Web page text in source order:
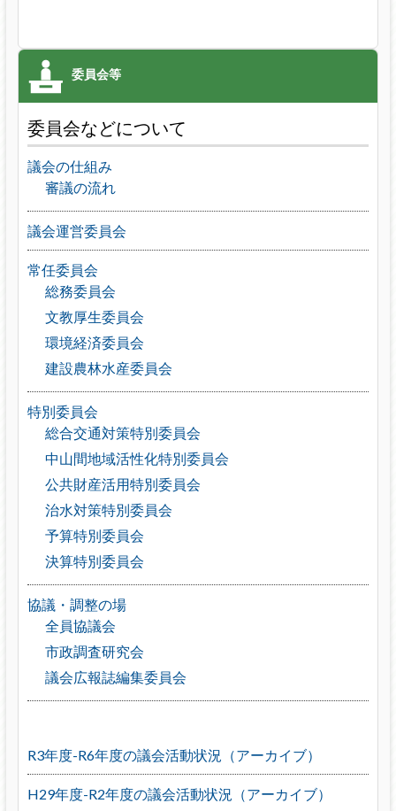
委員会などについて
議会の仕組み
審議の流れ
議会運営委員会
常任委員会
総務委員会
文教厚生委員会
環境経済委員会
建設農林水産委員会
特別委員会
総合交通対策特別委員会
中山間地域活性化特別委員会
公共財産活用特別委員会
治水対策特別委員会
予算特別委員会
決算特別委員会
協議・調整の場
全員協議会
市政調査研究会
議会広報誌編集委員会
R3年度-R6年度の議会活動状況（アーカイブ）
H29年度-R2年度の議会活動状況（アーカイブ）